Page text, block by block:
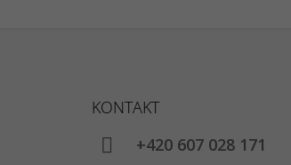
KONTAKT
+420 607 028 171